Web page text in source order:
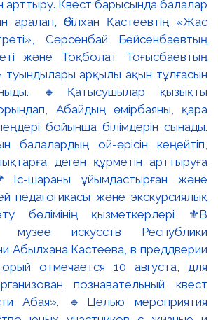
арттыру. Квест барысында балалар
аралап, Әбілхан Қастеевтің «Жас
Сәрсенбай Бейсенбаевтың
және Тоқболат Тоғысбаевтың
арқылы ақын тұлғасын
🔸Қатысушылар қызықты
Абайдың өмірбаяны, қара
бойынша білімдерін сынады.
балалардың ой-өрісін кеңейтіп,
деген құрметін арттыруға
шараны ұйымдастырған және
педагогикасы және экскурсиялық
бөлімінің қызметкерлері ⚜️В
музее искусств Республики
Абылхана Кастеева, в преддверии
отмечается 10 августа, для
познавательный квест
Абая». 🔹Целью мероприятия